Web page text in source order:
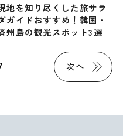
地を知り尽くした旅サラ
ガイドおすすめ！韓国・
州島の観光スポット3選
次へ